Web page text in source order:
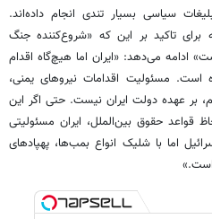
سیاسی بسیار تندی انجام داده‌اند.
برای تاکید بر این که «شروع‌کننده جنگ
ادامه می‌دهد: «ایران اما هیچ‌گاه اقدام
است. مسئولیت اقدامات نیروهای یمنی،
بر عهده دولت ایران نیست. حتی اگر این
قواعد حقوق بین‌الملل، ایران مسئولیتی
اما با شلیک انواع بمب‌ها، پهپادهای
است.»